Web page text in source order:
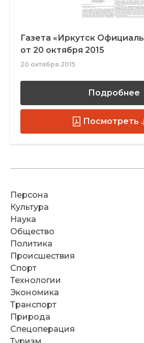
Газета «Иркутск
от 20 октября 2015
20 октября 2015
Подробнее
Посмотреть
Персона
Культура
Наука
Общество
Политика
Происшествия
Спорт
Технологии
Экономика
Транспорт
Природа
Спецоперация